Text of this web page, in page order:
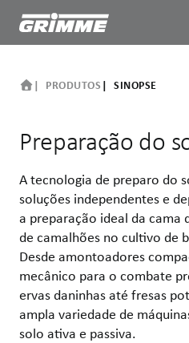
PRODUTOS SINOPSE
Preparação do
A tecnologia de preparo do
soluções independentes e
a preparação ideal da cama
de camalhões no cultivo de
Desde amontoadores
mecânico para o combate
ervas daninhas até fresas
ampla variedade de
solo ativa e passiva.